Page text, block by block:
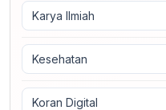
Karya Ilmiah
Kesehatan
Koran Digital